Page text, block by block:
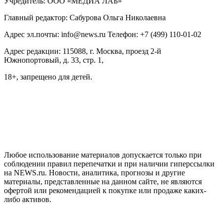
Главный редактор: Сабурова Ольга Николаевна
Адрес эл.почты: info@news.ru Телефон: +7 (499) 110-01-02
Адрес редакции: 115088, г. Москва, проезд 2-й
Южнопортовый, д. 33, стр. 1,
18+, запрещено для детей.
Любое использование материалов допускается только при
соблюдении правил перепечатки и при наличии гиперссылки
на NEWS.ru. Новости, аналитика, прогнозы и другие
материалы, представленные на данном сайте, не являются
офертой или рекомендацией к покупке или продаже каких-
либо активов.